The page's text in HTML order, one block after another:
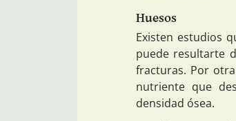
Huesos
Existen estudios
puede resultarte
fracturas. Por
nutriente que
densidad ósea.